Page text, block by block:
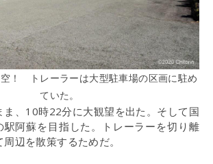
！ トレーラーは大型駐車場の区画に駐め
ていた。
ま、10時22分に大観望を出た。そして国
阿蘇を目指した。トレーラーを切り離
辺を散策するためだ。